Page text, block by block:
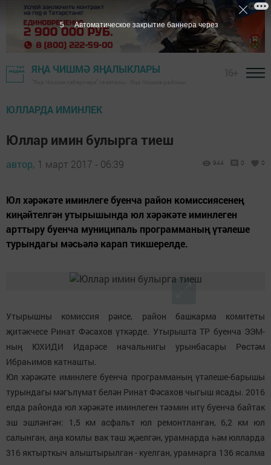
ЯҢА ЧИШМӘ ЯҢАЛЫКЛАРЫ
ЮЛЛАРДА ИМИНЛЕК
Юллар имин булырга тиеш
автор, 1 март 2017 - 06:39 944 0 0
Юл хәрәкәте иминлеге буенча район комиссиясенең
киңәйтелгән утырышында юл хәрәкәте иминлеген
арттыру буенча муниципаль программаның үтәлеше
турындагы мәсьәлә карап тикшерелде.
Утырышны комиссия рәисе, район башкарма комитеты
җитәкчесе Ринат Фәсахов үткәрде. Утырышта ТР буенча ЭЭМ-
ның ЮХИДИ Идарәсе начальнигы урынбасары Рөстәм
Ибраһимов катнашты.
Юл хәрәкәте иминлеге буенча программаның үтәлеше-барышы
турындагы мәгълүмат белән Ринат Фәсахов чыгыш ясады. 2016
елда районда юл хәрәкәте иминлеген тәэмин итү буенча байтак
эш эшләнгән: 1,5 км асфальт юл ремонтланган, 6,2 км юл
салынган, аңа комлы вак таш җәелгән, урамнарда һәм юлларда
316 яктырткыч алыштырылган - куелган, урамнарга 136 ясалма
4 Автоматическое закрытие баннера через